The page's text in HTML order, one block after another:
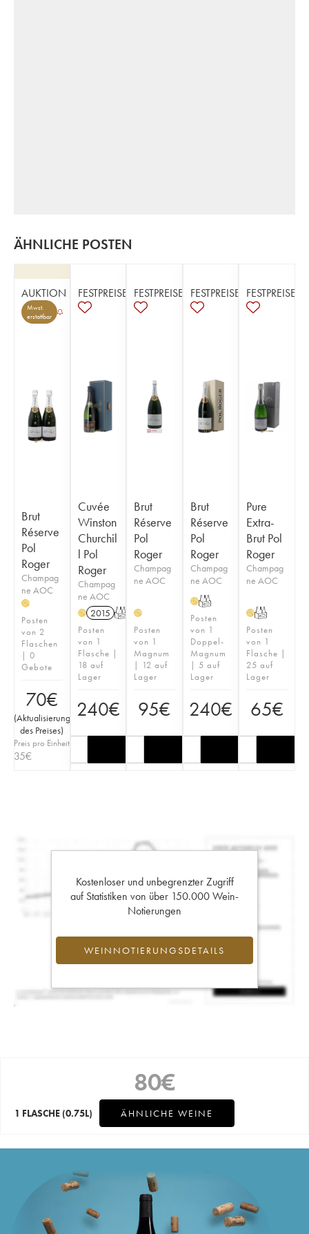
ÄHNLICHE POSTEN
AUKTION
Mwst.
erstattbar
Brut
Réserve
Pol
Roger
Champag
ne AOC
H
Posten
von 2
Flaschen
| 0
Gebote
70€
(Aktualisierung
des Preises)
Preis pro Einheit
35€
FESTPREISE
Cuvée
Winston
Churchil
l Pol
Roger
Champag
ne AOC
H 2015 T
Posten
von 1
Flasche |
18 auf
Lager
240€
FESTPREISE
Brut
Réserve
Pol
Roger
Champag
ne AOC
H
Posten
von 1
Magnum
| 12 auf
Lager
95€
FESTPREISE
Brut
Réserve
Pol
Roger
Champag
ne AOC
HT
Posten
von 1
Doppel-
Magnum
| 5 auf
Lager
240€
FESTPREISE
Pure
Extra-
Brut Pol
Roger
Champag
ne AOC
HT
Posten
von 1
Flasche |
25 auf
Lager
65€
Kostenloser und unbegrenzter Zugriff
auf Statistiken von über 150.000 Wein-
Notierungen
WEINNOTIERUNGSDETAILS
80€
1 FLASCHE (0.75L) ÄHNLICHE WEINE